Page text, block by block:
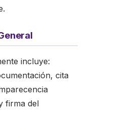
incluye:
cita
firma del